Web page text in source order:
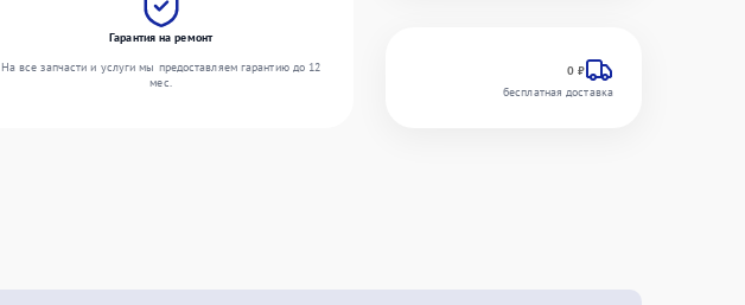
Гарантия на ремонт
На все запчасти и услуги мы предоставляем гарантию до 12
мес.
0 ₽
бесплатная доставка